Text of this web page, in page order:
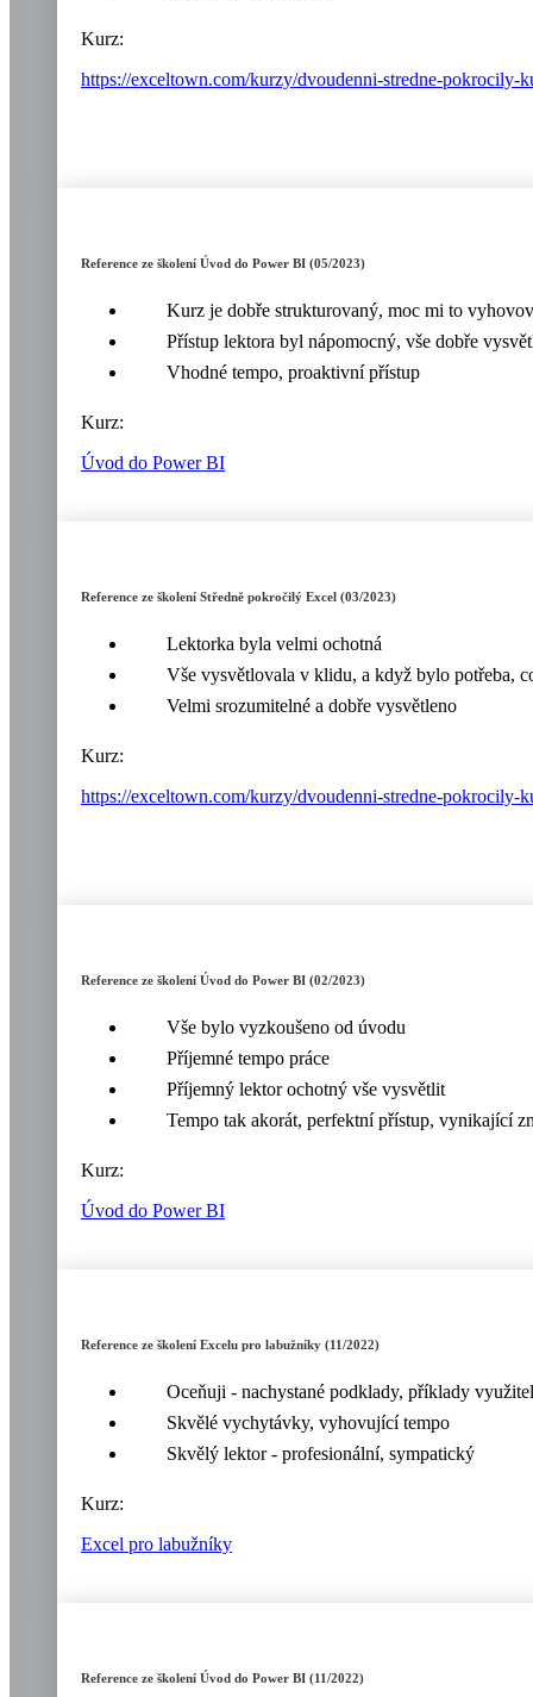
Kurz:
https://exceltown.com/kurzy/dvoudenni-stredne-pokrocily-
Reference ze školení Úvod do Power BI (05/2023)
Kurz je dobře strukturovaný, moc mi to
Přístup lektora byl nápomocný, vše dobře
Vhodné tempo, proaktivní přístup
Kurz:
Úvod do Power BI
Reference ze školení Středně pokročilý Excel (03/2023)
Lektorka byla velmi ochotná
Vše vysvětlovala v klidu, a když bylo potřeba,
Velmi srozumitelné a dobře vysvětleno
Kurz:
https://exceltown.com/kurzy/dvoudenni-stredne-pokrocily-
Reference ze školení Úvod do Power BI (02/2023)
Vše bylo vyzkoušeno od úvodu
Příjemné tempo práce
Příjemný lektor ochotný vše vysvětlit
Tempo tak akorát, perfektní přístup, vynikající
Kurz:
Úvod do Power BI
Reference ze školení Excelu pro labužníky (11/2022)
Oceňuji - nachystané podklady, příklady
Skvělé vychytávky, vyhovující tempo
Skvělý lektor - profesionální, sympatický
Kurz:
Excel pro labužníky
Reference ze školení Úvod do Power BI (11/2022)